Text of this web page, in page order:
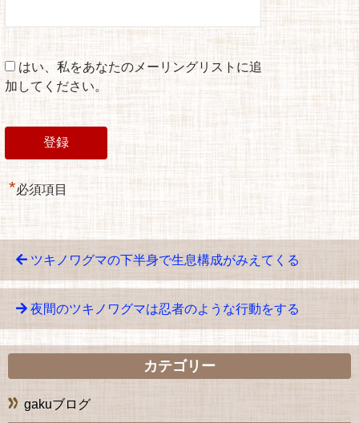
はい、私をあなたのメーリングリストに追
加してください。
*必須項目
ツキノワグマの下半身で生息構成がみえてくる
夜間のツキノワグマは忍者のような行動をする
カテゴリー
gakuブログ